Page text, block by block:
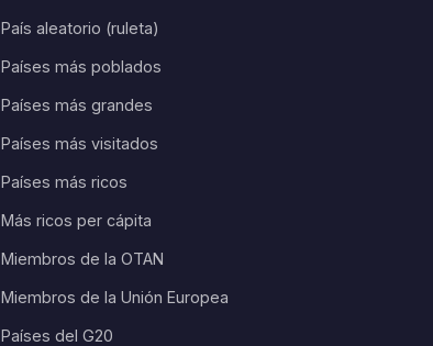
País aleatorio (ruleta)
Países más poblados
Países más grandes
Países más visitados
Países más ricos
Más ricos per cápita
Miembros de la OTAN
Miembros de la Unión Europea
Países del G20